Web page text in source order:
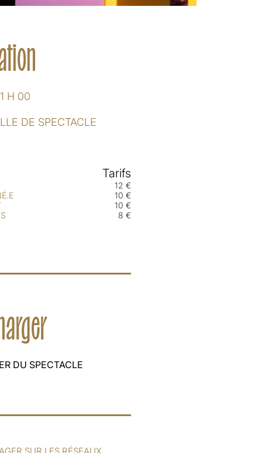
1 H 00
DE SPECTACLE
Tarifs
12 €
10 €
10 €
8 €
DU SPECTACLE